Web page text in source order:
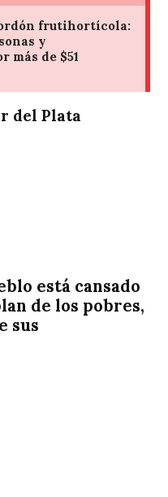
del Plata
está cansado
de los pobres,
sus